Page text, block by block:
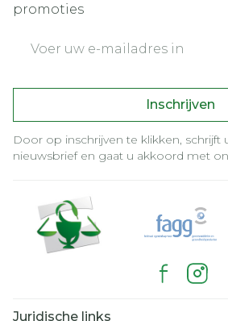
promoties
Inschrijven
Door op inschrijven te klikken, schrijft
nieuwsbrief en gaat u akkoord met
Juridische links